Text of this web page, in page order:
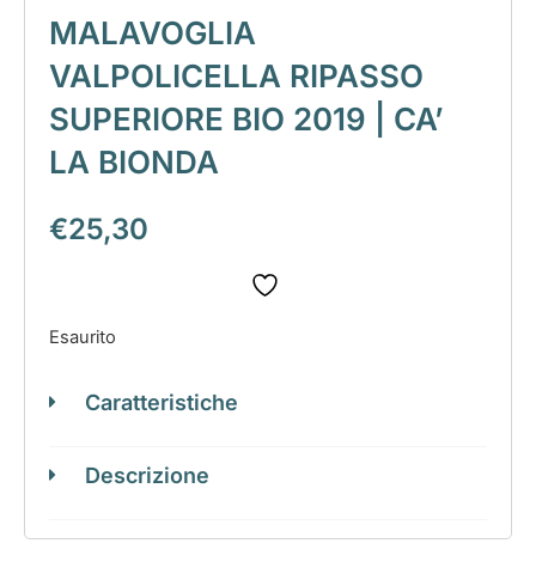
MALAVOGLIA
VALPOLICELLA RIPASSO
SUPERIORE BIO 2019 | CA’
LA BIONDA
€25,30
Esaurito
Caratteristiche
Descrizione